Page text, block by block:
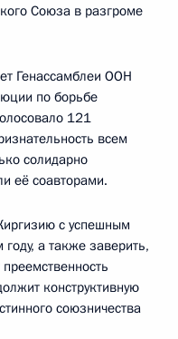
Союза в разгроме
Генассамблеи ООН
по борьбе
121
всем
солидарно
её соавторами.
с успешным
а также заверить,
конструктивную
союзничества